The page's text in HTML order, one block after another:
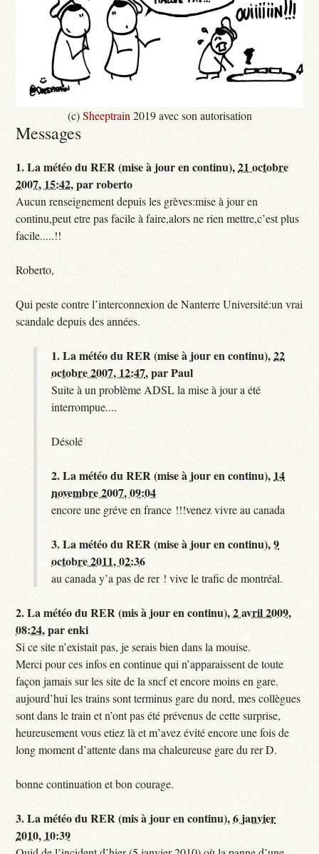
(c)Sheeptrain 2019 avec son autorisation
Messages
1.La météo du RER (mise à jour en continu),21 octobre
2007, 15:42,parroberto
Aucun renseignement depuis les grèves:mise à jour en
continu,peut etre pas facile à faire,alors ne rien mettre,c’est plus
facile.....!!
Roberto,
Qui peste contre l’interconnexion de Nanterre Université:un vrai
scandale depuis des années.
1.La météo du RER (mise à jour en continu),22
octobre 2007, 12:47,parPaul
Suite à un problème ADSL la mise à jour a été
interrompue....
Désolé
2.La météo du RER (mise à jour en continu), 14
novembre 2007, 09:04
encore une gréve en france !!!venez vivre au canada
3.La météo du RER (mise à jour en continu),9
octobre 2011, 02:36
au canada y’a pas de rer ! vive le trafic de montréal.
2.La météo du RER (mis à jour en continu),2 avril 2009,
08:24,parenki
Si ce site n’existait pas, je serais bien dans la mouise.
Merci pour ces infos en continue qui n’apparaissent de toute
façon jamais sur les site de la sncf et encore moins en gare.
aujourd’hui les trains sont terminus gare du nord, mes collègues
sont dans le train et n’ont pas été prévenus de cette surprise,
heureusement vous etiez là et m’avez évité encore une fois de
long moment d’attente dans ma chaleureuse gare du rer D.
bonne continuation et bon courage.
3.La météo du RER (mis à jour en continu),6 janvier
2010, 10:39